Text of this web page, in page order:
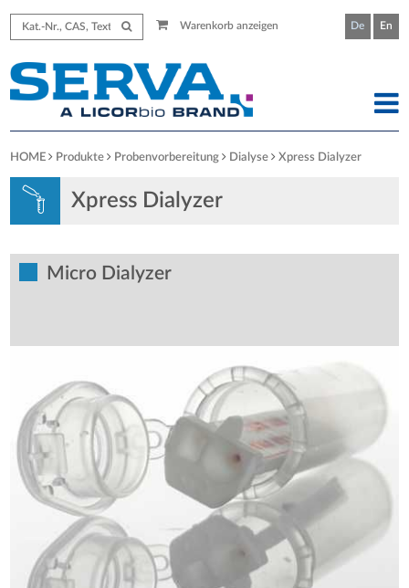
Warenkorb anzeigen De En
HOME Produkte Probenvorbereitung Dialyse Xpress Dialyzer
Xpress Dialyzer
Micro Dialyzer